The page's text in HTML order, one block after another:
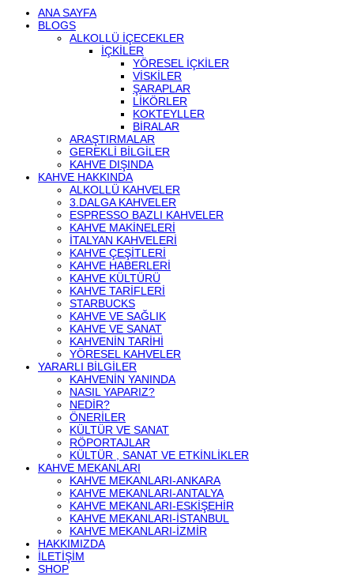
ANA SAYFA
BLOGS
ALKOLLÜ IÇECEKLER
İÇKILER
YÖRESEL İÇKILER
VISKILER
ŞARAPLAR
LIKÖRLER
KOKTEYLLER
BIRALAR
ARAŞTIRMALAR
GEREKLI BILGILER
KAHVE DIŞINDA
KAHVE HAKKINDA
ALKOLLÜ KAHVELER
3.DALGA KAHVELER
ESPRESSO BAZLI KAHVELER
KAHVE MAKINELERI
İTALYAN KAHVELERI
KAHVE ÇEŞITLERI
KAHVE HABERLERI
KAHVE KÜLTÜRÜ
KAHVE TARIFLERI
STARBUCKS
KAHVE VE SAĞLIK
KAHVE VE SANAT
KAHVENIN TARIHI
YÖRESEL KAHVELER
YARARLI BILGILER
KAHVENIN YANINDA
NASIL YAPARIZ?
NEDIR?
ÖNERILER
KÜLTÜR VE SANAT
RÖPORTAJLAR
KÜLTÜR , SANAT VE ETKINLIKLER
KAHVE MEKANLARI
KAHVE MEKANLARI-ANKARA
KAHVE MEKANLARI-ANTALYA
KAHVE MEKANLARI-ESKIŞEHIR
KAHVE MEKANLARI-İSTANBUL
KAHVE MEKANLARI-İZMIR
HAKKIMIZDA
İLETIŞIM
SHOP